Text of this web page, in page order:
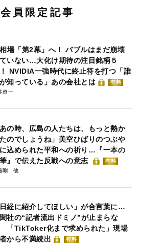
会員限定記事
場「第2幕」へ！ バブルはまだ崩壊
いない…大化け期待の注目銘柄５
NVIDIA一強時代に終止符を打つ「誰
知っている」あの会社とは
有料
僚一
あの時、広島の人たちは、もっと熱か
のでしょうね」美空ひばりのつぶや
込められた平和への祈り…『一本の
』で伝えた反戦への意志
有料
剛
日経に紹介してほしい」が合言葉に…
社の“記者流出ドミノ”が止まらな
「TikToker化まで求められた」現場
から不満続出
有料